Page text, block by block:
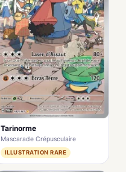
Tarinorme
Mascarade Crépusculaire
ILLUSTRATION RARE